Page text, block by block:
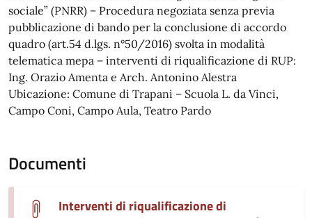
sociale” (PNRR) – Procedura negoziata senza previa
pubblicazione di bando per la conclusione di accordo
quadro (art.54 d.lgs. n°50/2016) svolta in modalità
telematica mepa – interventi di riqualificazione di RUP:
Ing. Orazio Amenta e Arch. Antonino Alestra
Ubicazione: Comune di Trapani – Scuola L. da Vinci,
Campo Coni, Campo Aula, Teatro Pardo
Documenti
Interventi di riqualificazione di